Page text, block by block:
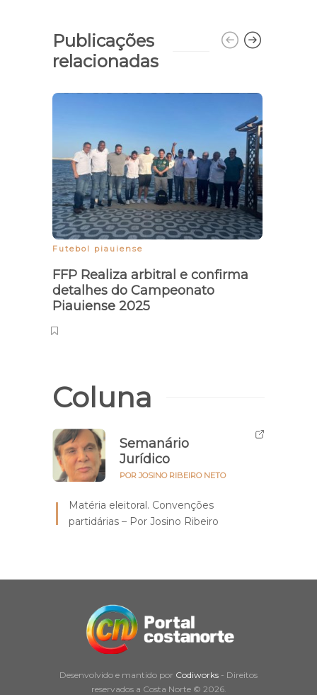
Publicações
relacionadas
Futebol piauiense
FFP Realiza arbitral e confirma
detalhes do Campeonato
Piauiense 2025
Coluna
Semanário
Jurídico
POR JOSINO RIBEIRO NETO
Matéria eleitoral. Convenções
partidárias – Por Josino Ribeiro
Desenvolvido e mantido por Codiworks - Direitos
reservados a Costa Norte © 2026.